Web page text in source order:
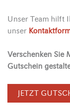
Unser Team hilft
unser
Verschenken Sie
Gutschein
JETZT